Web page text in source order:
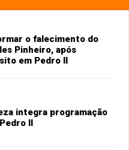
o falecimento do
Pinheiro, após
em Pedro II
integra programação
II